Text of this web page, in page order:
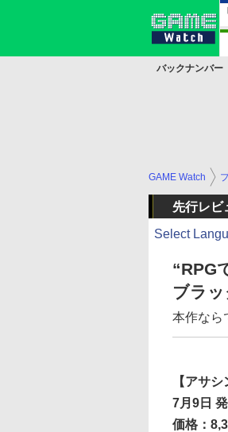
バックナンバー
GAME Watch
先行レビ
Select
“RPG
ブラ
本作なら
【アサ
7月9日
価格：